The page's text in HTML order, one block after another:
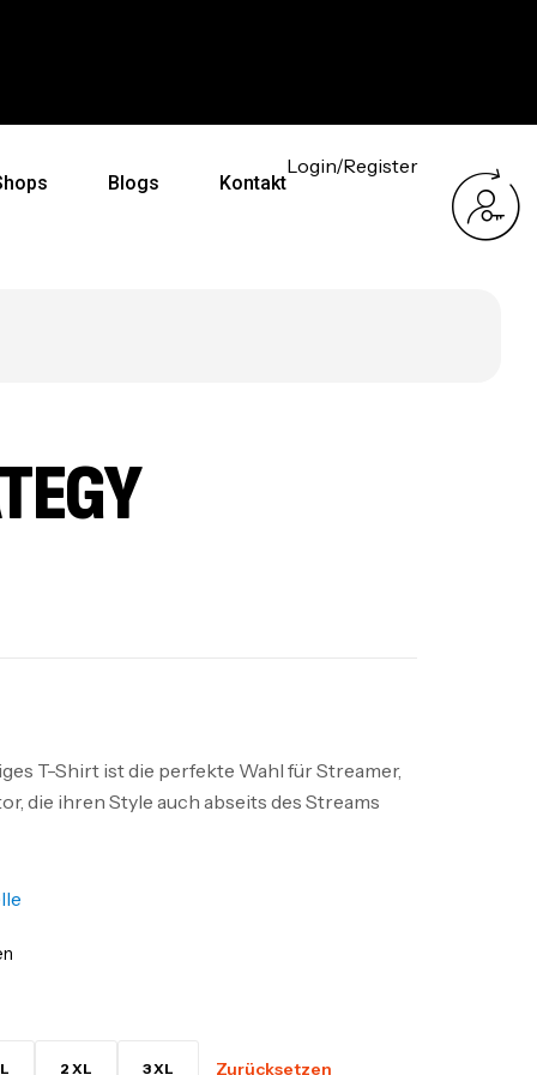
Blogs Kontakt
Login/Register
T-Shirt ist die perfekte Wahl für Streamer,
die ihren Style auch abseits des Streams
L 2 XL 3 XL Zurücksetzen